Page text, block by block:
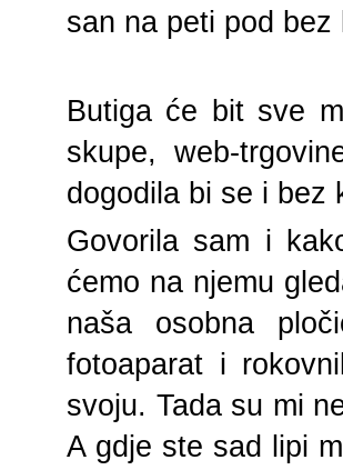
san na peti pod bez
Butiga će bit sve
skupe, web-
dogodila bi se i bez
Govorila sam i
ćemo na njemu
naša osobna
fotoaparat i
svoju. Tada su mi
A gdje ste sad lipi